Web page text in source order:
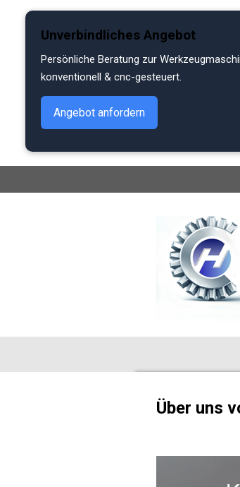
Unverbindliches Angebot
Persönliche Beratung zur
konventionell & cnc-gesteuert.
Angebot anfordern
Hauptinhalt
springen
Über uns